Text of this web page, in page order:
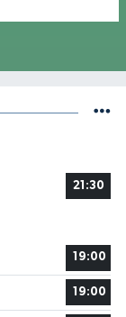
21:30
19:00
19:00